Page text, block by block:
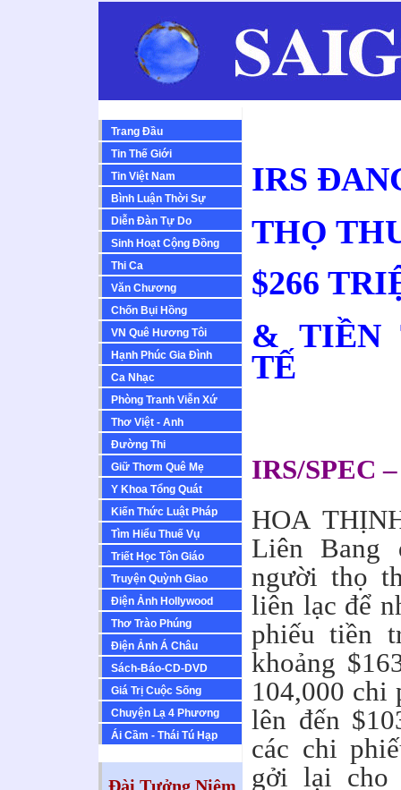
Trang Đầu
Tin Thế Giới
Tin Việt Nam
Bình Luận Thời Sự
Diễn Ðàn Tự Do
Sinh Hoạt Cộng Ðồng
Thi Ca
Văn Chương
Chốn Bụi Hồng
VN Quê Hương Tôi
Hạnh Phúc Gia Đình
Ca Nhạc
Phòng Tranh Viễn Xứ
Thơ Việt - Anh
Ðường Thi
Giữ Thơm Quê Mẹ
Y Khoa Tổng Quát
Kiến Thức Luật Pháp
Tìm Hiểu Thuế Vụ
Triết Học Tôn Giáo
Truyện Quỳnh Giao
Ðiện Ảnh Hollywood
Thơ Trào Phúng
Ðiện Ảnh Á Châu
Sách-Báo-CD-DVD
Giá Trị Cuộc Sống
Chuyện Lạ 4 Phương
Ái Cầm - Thái Tú Hạp
Đài Tưởng Niệm
IRS
THỌ
$266
& TIỀN
TẾ
IRS/SPEC
HOA
Liên Bang
người thọ
liên lạc để
phiếu tiền
khoảng
104,000 chi
lên đến
các chi
gởi lại cho